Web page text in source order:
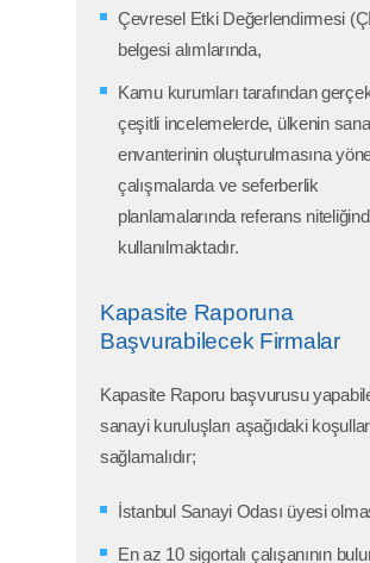
Çevresel Etki Değerlendirmesi
belgesi alımlarında,
Kamu kurumları tarafından
çeşitli incelemelerde, ülkenin
envanterinin oluşturulmasına
çalışmalarda ve seferberlik
planlamalarında referans
kullanılmaktadır.
Kapasite Raporuna
Başvurabilecek Firmalar
Kapasite Raporu başvurusu
sanayi kuruluşları aşağıdaki
sağlamalıdır;
İstanbul Sanayi Odası üyesi
En az 10 sigortalı çalışanının